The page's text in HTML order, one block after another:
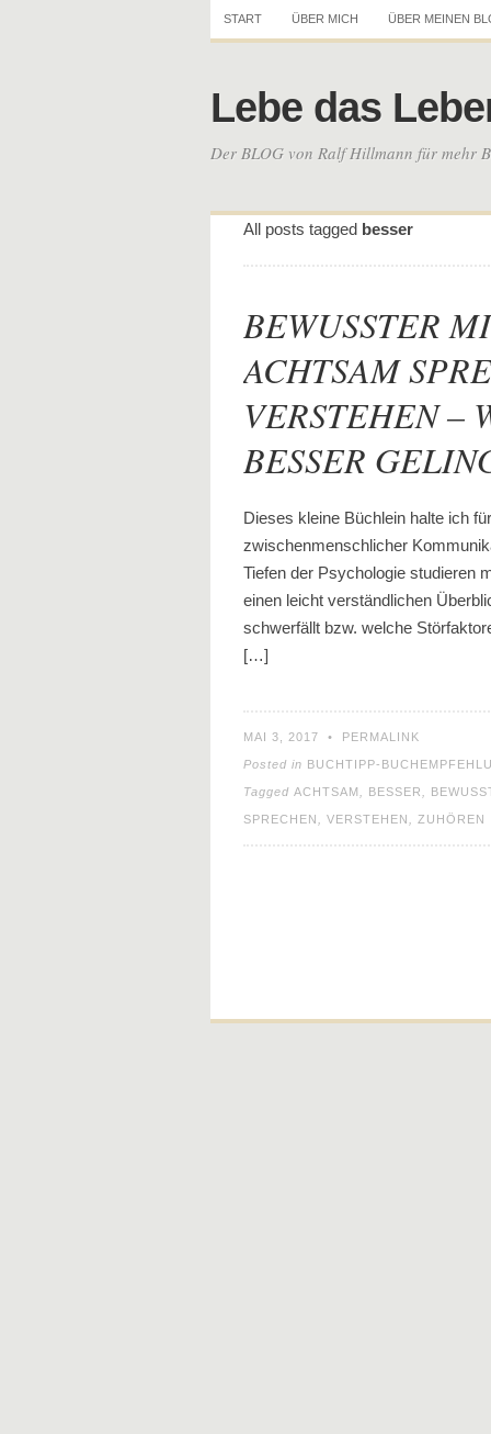
START ÜBER MICH ÜBER MEINEN
Lebe das
Der BLOG von Ralf Hillmann für mehr
All posts tagged besser
BEWUSSTER
ACHTSAM
VERSTEHEN –
BESSER
Dieses kleine Büchlein halte ich
zwischenmenschlicher
Tiefen der Psychologie studieren
einen leicht verständlichen
schwerfällt bzw. welche
[…]
MAI 3, 2017 • PERMALINK
Posted in BUCHTIPP-
Tagged ACHTSAM BESSER
SPRECHEN VERSTEHEN ZUHÖREN